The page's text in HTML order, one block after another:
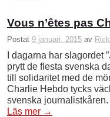
Vous n’êtes pas
Postat 9 januari, 2015 av Rick
I dagarna har slagordet
prytt de flesta svenska
till solidaritet med de
Charlie Hebdo tycks
svenska
Läs mer →